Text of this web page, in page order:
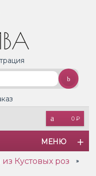
0 ₽
МЕНЮ
Кустовых роз »